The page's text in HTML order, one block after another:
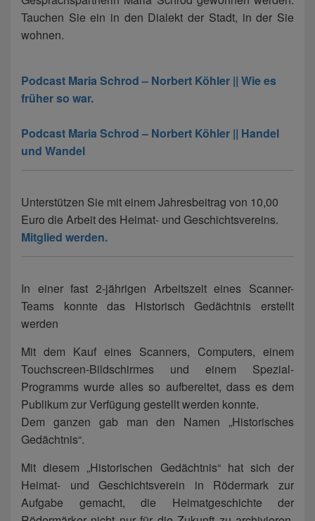
Tauchen Sie ein in den Dialekt der Stadt, in der Sie
wohnen.
Podcast Maria Schrod – Norbert Köhler || Wie es
früher so war.
Podcast Maria Schrod – Norbert Köhler || Handel
und Wandel
Unterstützen Sie mit einem Jahresbeitrag von 10,00
Euro die Arbeit des Heimat- und Geschichtsvereins.
Mitglied werden.
In einer fast 2-jährigen Arbeitszeit eines Scanner-
Teams konnte das Historisch Gedächtnis erstellt
werden
Mit dem Kauf eines Scanners, Computers, einem
Touchscreen-Bildschirmes und einem Spezial-
Programms wurde alles so aufbereitet, dass es dem
Publikum zur Verfügung gestellt werden konnte.
Dem ganzen gab man den Namen „Historisches
Gedächtnis“.
Mit diesem „Historischen Gedächtnis“ hat sich der
Heimat- und Geschichtsverein in Rödermark zur
Aufgabe gemacht, die Heimatgeschichte der